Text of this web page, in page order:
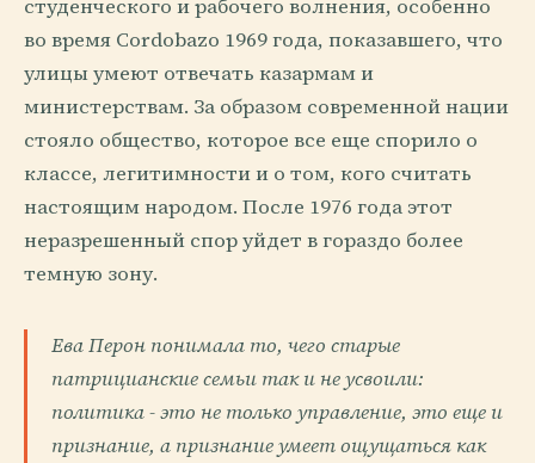
студенческого и рабочего волнения, особенно
во время Cordobazo 1969 года, показавшего, что
улицы умеют отвечать казармам и
министерствам. За образом современной нации
стояло общество, которое все еще спорило о
классе, легитимности и о том, кого считать
настоящим народом. После 1976 года этот
неразрешенный спор уйдет в гораздо более
темную зону.
Ева Перон понимала то, чего старые
патрицианские семьи так и не усвоили:
политика - это не только управление, это еще и
признание, а признание умеет ощущаться как